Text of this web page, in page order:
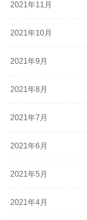
2021年11月
2021年10月
2021年9月
2021年8月
2021年7月
2021年6月
2021年5月
2021年4月